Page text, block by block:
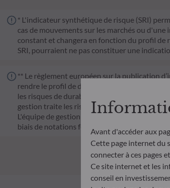
* L'indicateur synthétique de risque (SRI)
cas de mouvements sur les marchés ou
constant et changera en fonction du profil de
SRI, pourraient ne pas constituer une
** Le règlement européen sur la publication
rendre le profil de durabilité des fonds
les risques de durabilité ou les effets négatifs
gestion traite les risques de durabilité en
L'équipe de gestion suit un objectif
biais de notations fournies par le fournisseur
Avant d'accéder aux
Cette page internet du
connecter à ces pages
Ce site internet et les
conseil en